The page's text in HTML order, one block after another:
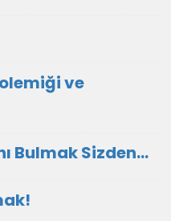
ve
Bulmak Sizden…